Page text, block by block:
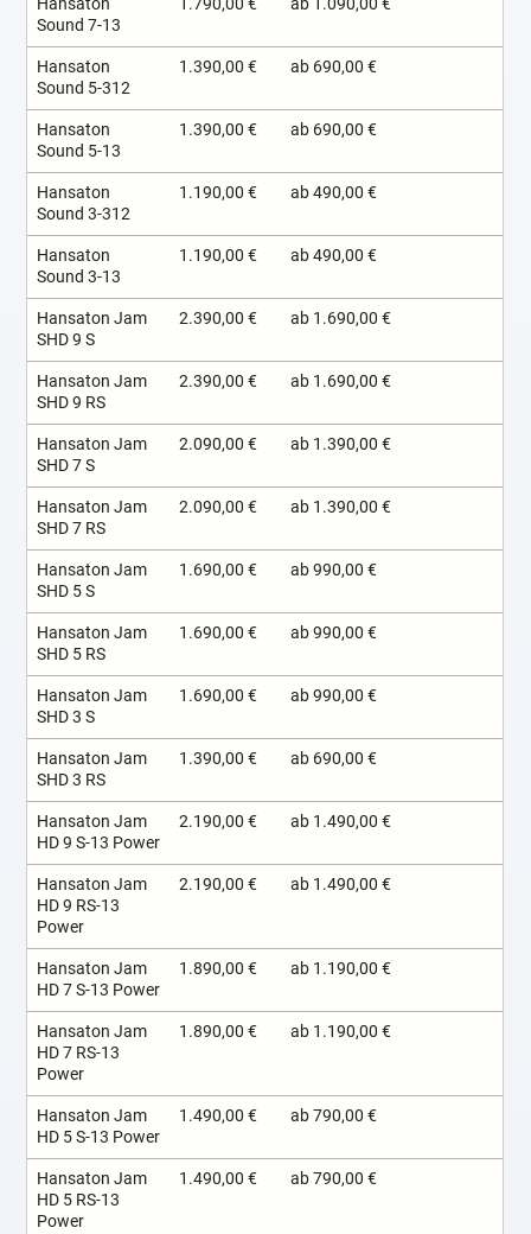
Hansaton
Sound 7-13
1.790,00 € ab 1.090,00 €
Hansaton
Sound 5-312
1.390,00 € ab 690,00 €
Hansaton
Sound 5-13
1.390,00 € ab 690,00 €
Hansaton
Sound 3-312
1.190,00 € ab 490,00 €
Hansaton
Sound 3-13
1.190,00 € ab 490,00 €
Hansaton Jam
SHD 9 S
2.390,00 € ab 1.690,00 €
Hansaton Jam
SHD 9 RS
2.390,00 € ab 1.690,00 €
Hansaton Jam
SHD 7 S
2.090,00 € ab 1.390,00 €
Hansaton Jam
SHD 7 RS
2.090,00 € ab 1.390,00 €
Hansaton Jam
SHD 5 S
1.690,00 € ab 990,00 €
Hansaton Jam
SHD 5 RS
1.690,00 € ab 990,00 €
Hansaton Jam
SHD 3 S
1.690,00 € ab 990,00 €
Hansaton Jam
SHD 3 RS
1.390,00 € ab 690,00 €
Hansaton Jam
HD 9 S-13 Power
2.190,00 € ab 1.490,00 €
Hansaton Jam
HD 9 RS-13
Power
2.190,00 € ab 1.490,00 €
Hansaton Jam
HD 7 S-13 Power
1.890,00 € ab 1.190,00 €
Hansaton Jam
HD 7 RS-13
Power
1.890,00 € ab 1.190,00 €
Hansaton Jam
HD 5 S-13 Power
1.490,00 € ab 790,00 €
Hansaton Jam
HD 5 RS-13
Power
1.490,00 € ab 790,00 €